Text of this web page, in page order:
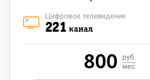
221 канал
Цифровое телевидение
800
руб.
мес.